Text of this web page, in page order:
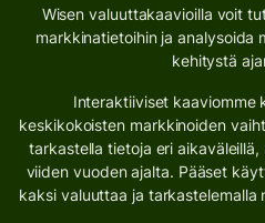
Wisen valuuttakaavioilla voit
markkinatietoihin ja analysoida
kehitystä
Interaktiiviset kaaviomme
keskikokoisten markkinoiden
tarkastella tietoja eri
viiden vuoden ajalta. Pääset
kaksi valuuttaa ja